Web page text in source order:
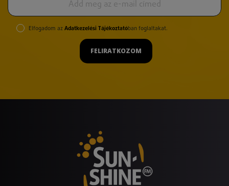
Elfogadom az Adatkezelési Tájékoztatóban foglaltakat.
FELIRATKOZOM